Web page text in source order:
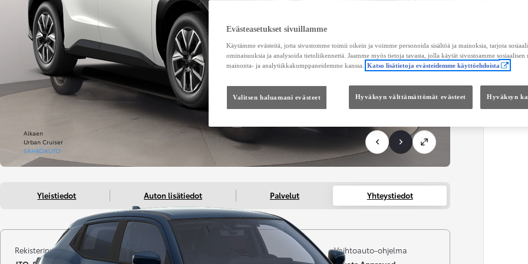
Alkaen
Urban Cruiser
SÄHKÖAUTO
Yleistiedot Auton lisätiedot Palvelut Yhteystiedot
Rekisterinumero
Kilometrit
Vaihtoauto-ohjelma
Evästeasetukset sivuillamme
Käytämme evästeitä, jotta sivustomme toimii oikein ja voimme personoida sisältöä ja mainoksia, tarjota
ominaisuuksia ja analysoida tietoliikennettä. Jaamme myös tietoja tavasta, jolla käytät sivustoamme sosiaalisen
mainonta- ja analytiikkakumppaneidemme kanssa.
Katso lisätietoja evästeidemme käyttöehdoista
Valitsen haluamani evästeet Hyväksyn välttämättömät evästeet Hyväksyn